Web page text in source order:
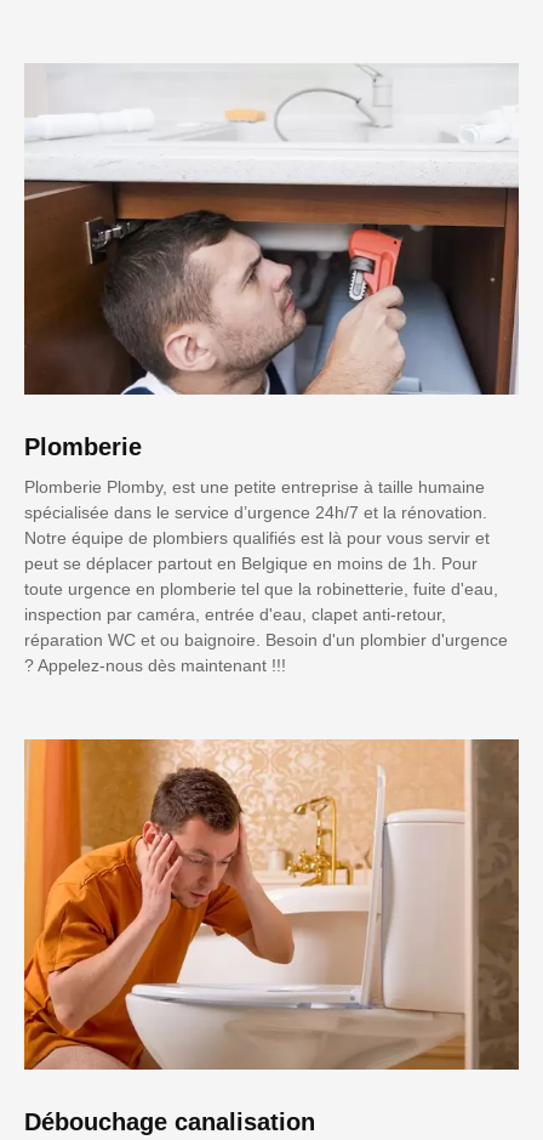
Plomberie
Plomberie Plomby, est une petite entreprise à taille humaine
spécialisée dans le service d’urgence 24h/7 et la rénovation.
Notre équipe de plombiers qualifiés est là pour vous servir et
peut se déplacer partout en Belgique en moins de 1h. Pour
toute urgence en plomberie tel que la robinetterie, fuite d'eau,
inspection par caméra, entrée d'eau, clapet anti-retour,
réparation WC et ou baignoire. Besoin d'un plombier d'urgence
? Appelez-nous dès maintenant !!!
Débouchage canalisation